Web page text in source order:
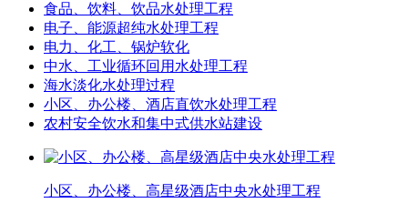
食品、饮料、饮品水处理工程
电子、能源超纯水处理工程
电力、化工、锅炉软化
中水、工业循环回用水处理工程
海水淡化水处理过程
小区、办公楼、酒店直饮水处理工程
农村安全饮水和集中式供水站建设
小区、办公楼、高星级酒店中央水处理工程